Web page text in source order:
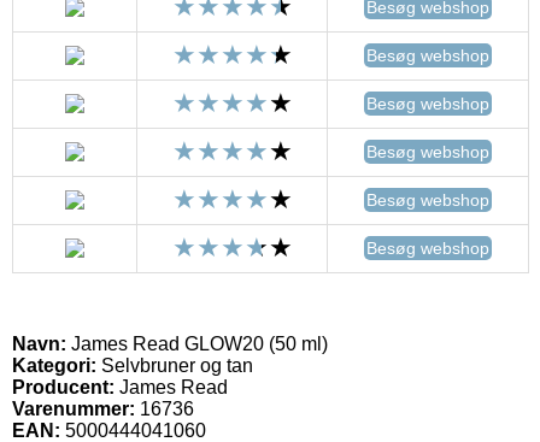
Besøg webshop
Besøg webshop
Besøg webshop
Besøg webshop
Besøg webshop
Besøg webshop
Navn: James Read GLOW20 (50 ml)
Kategori: Selvbruner og tan
Producent: James Read
Varenummer: 16736
EAN: 5000444041060